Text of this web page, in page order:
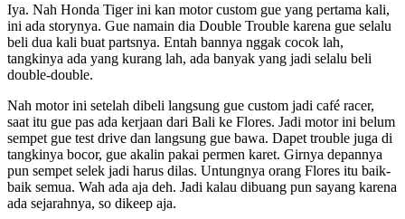
Iya. Nah Honda Tiger ini kan motor custom gue yang pertama kali,
ini ada storynya. Gue namain dia Double Trouble karena gue selalu
beli dua kali buat partsnya. Entah bannya nggak cocok lah,
tangkinya ada yang kurang lah, ada banyak yang jadi selalu beli
double-double.
Nah motor ini setelah dibeli langsung gue custom jadi café racer,
saat itu gue pas ada kerjaan dari Bali ke Flores. Jadi motor ini belum
sempet gue test drive dan langsung gue bawa. Dapet trouble juga di
tangkinya bocor, gue akalin pakai permen karet. Girnya depannya
pun sempet selek jadi harus dilas. Untungnya orang Flores itu baik-
baik semua. Wah ada aja deh. Jadi kalau dibuang pun sayang karena
ada sejarahnya, so dikeep aja.